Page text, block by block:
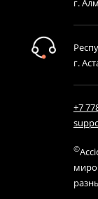
+7
выгодных